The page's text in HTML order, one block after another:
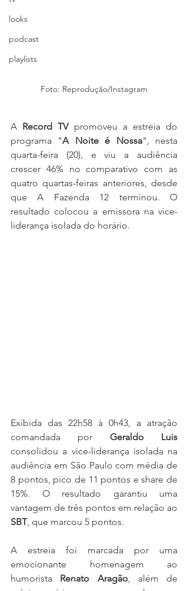
looks
podcast
playlists
Foto: Reprodução/Instagram
A Record TV promoveu a estreia do
programa "A Noite é Nossa", nesta
quarta-feira (20), e viu a audiência
crescer 46% no comparativo com as
quatro quartas-feiras anteriores, desde
que A Fazenda 12 terminou. O
resultado colocou a emissora na vice-
liderança isolada do horário.
Exibida das 22h58 à 0h43, a atração
comandada por Geraldo Luis
consolidou a vice-liderança isolada na
audiência em São Paulo com média de
8 pontos, pico de 11 pontos e share de
15%. O resultado garantiu uma
SBT, que marcou 5 pontos.
A estreia foi marcada por uma
emocionante homenagem ao
humorista Renato Aragão, além de